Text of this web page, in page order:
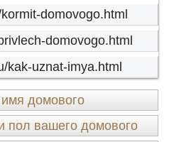
domovogo.html
domovogo.html
kak-uznat-imya.html
имя домового
пол вашего домового